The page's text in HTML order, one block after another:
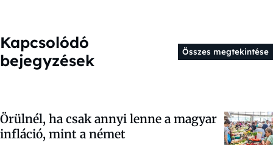
Kapcsolódó
bejegyzések
Összes megtekintése
Örülnél, ha csak annyi lenne a magyar
infláció, mint a német